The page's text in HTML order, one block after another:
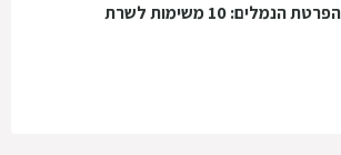
ממחירי חניה ועד הפרטת הנמלים: 10 משימות לשרת